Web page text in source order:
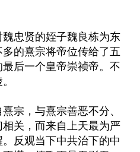
忠贤的姪子魏良栋为东
的熹宗将帝位传给了五
后一个皇帝崇祯帝。不
宗，与熹宗善恶不分、
关，而来自上天最为严
反观当下中共治下的中